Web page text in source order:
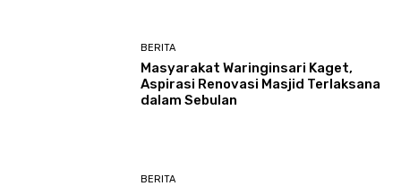
BERITA
Masyarakat Waringinsari Kaget,
Aspirasi Renovasi Masjid Terlaksana
dalam Sebulan
BERITA